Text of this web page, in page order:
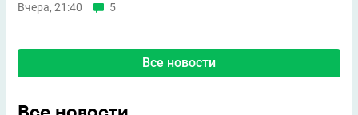
Вчера, 21:40 5
Все новости